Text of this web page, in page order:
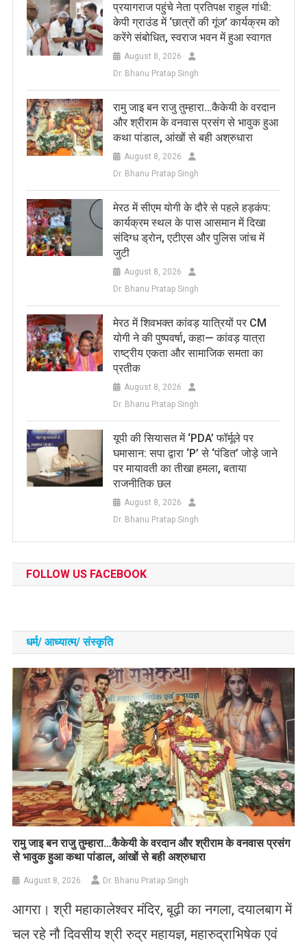
प्रयागराज पहुंचे नेता प्रतिपक्ष राहुल गांधी:
केपी ग्राउंड में ‘छात्रों की गूंज’ कार्यक्रम को
करेंगे संबोधित, स्वराज भवन में हुआ स्वागत
August 8, 2026
Dr. Bhanu Pratap Singh
रामु जाइ बन राजु तुम्हारा…कैकेयी के वरदान
और श्रीराम के वनवास प्रसंग से भावुक हुआ
कथा पांडाल, आंखों से बही अश्रुधारा
August 8, 2026
Dr. Bhanu Pratap Singh
मेरठ में सीएम योगी के दौरे से पहले हड़कंप:
कार्यक्रम स्थल के पास आसमान में दिखा
संदिग्ध ड्रोन, एटीएस और पुलिस जांच में
जुटी
August 8, 2026
Dr. Bhanu Pratap Singh
मेरठ में शिवभक्त कांवड़ यात्रियों पर CM
योगी ने की पुष्पवर्षा, कहा— कांवड़ यात्रा
राष्ट्रीय एकता और सामाजिक समता का
प्रतीक
August 8, 2026
Dr. Bhanu Pratap Singh
यूपी की सियासत में ‘PDA’ फॉर्मूले पर
घमासान: सपा द्वारा ‘P’ से ‘पंडित’ जोड़े जाने
पर मायावती का तीखा हमला, बताया
राजनीतिक छल
August 8, 2026
Dr. Bhanu Pratap Singh
FOLLOW US FACEBOOK
धर्म/ आध्‍यात्‍म/ संस्‍कृति
रामु जाइ बन राजु तुम्हारा…कैकेयी के वरदान और श्रीराम के वनवास प्रसंग
से भावुक हुआ कथा पांडाल, आंखों से बही अश्रुधारा
August 8, 2026 Dr. Bhanu Pratap Singh
आगरा। श्री महाकालेश्वर मंदिर, बूढ़ी का नगला, दयालबाग में
चल रहे नौ दिवसीय श्री रुद्र महायज्ञ, महारुद्राभिषेक एवं